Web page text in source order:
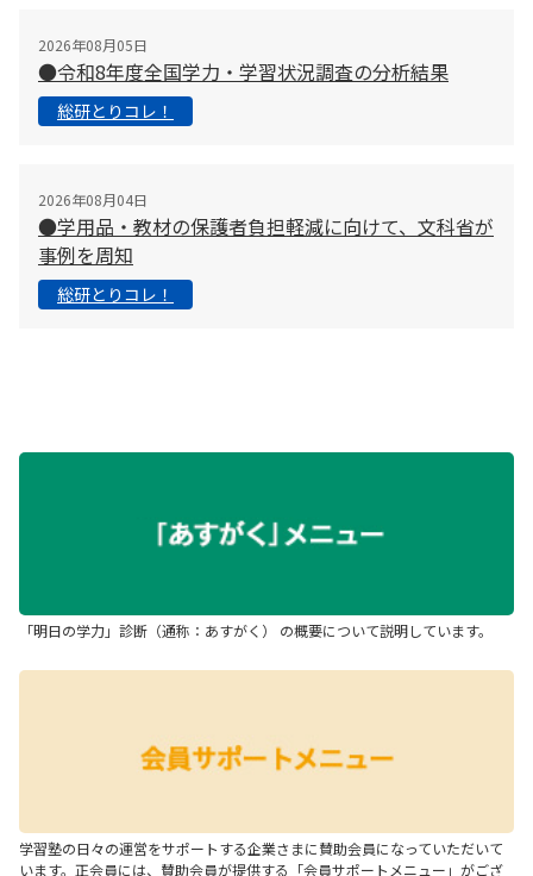
2026年08月05日
●令和8年度全国学力・学習状況調査の分析結果
総研とりコレ！
2026年08月04日
●学用品・教材の保護者負担軽減に向けて、文科省が
事例を周知
総研とりコレ！
「明日の学力」診断（通称：あすがく） の概要について説明しています。
学習塾の日々の運営をサポートする企業さまに賛助会員になっていただいて
います。正会員には、賛助会員が提供する「会員サポートメニュー」がござ